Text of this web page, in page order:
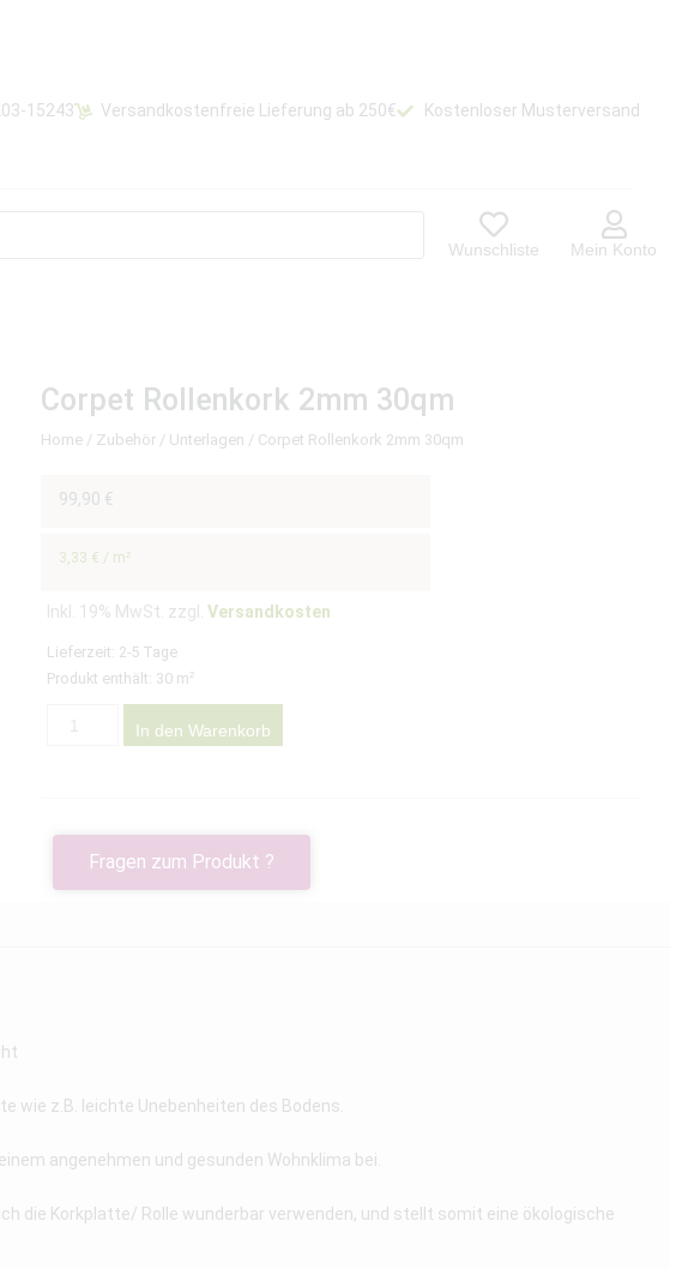
15243 Versandkostenfreie Lieferung ab 250€ Kostenloser Musterversand
Wunschliste Mein Konto
Corpet Rollenkork 2mm 30qm
Home / Zubehör / Unterlagen / Corpet Rollenkork 2mm 30qm
99,90 €
3,33 € / m²
Inkl. 19% MwSt. zzgl.Versandkosten
Lieferzeit: 2-5 Tage
Produkt enthält: 30 m²
In den Warenkorb
Fragen zum Produkt ?
wie z.B. leichte Unebenheiten des Bodens.
angenehmen und gesunden Wohnklima bei.
die Korkplatte/ Rolle wunderbar verwenden, und stellt somit eine ökologische